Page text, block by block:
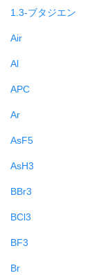
1.3-ブタジエン
Air
Al
APC
Ar
AsF5
AsH3
BBr3
BCl3
BF3
Br